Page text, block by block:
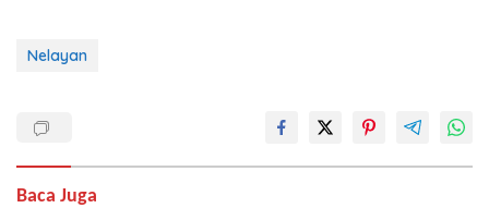
Nelayan
Baca Juga